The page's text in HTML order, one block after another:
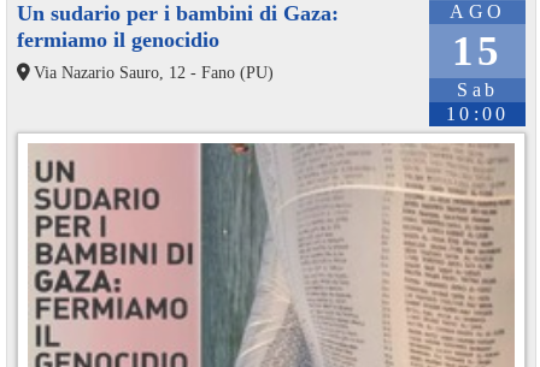
AGO
15
Sab
10:00
Un sudario per i bambini di Gaza:
fermiamo il genocidio
Via Nazario Sauro, 12 - Fano (PU)